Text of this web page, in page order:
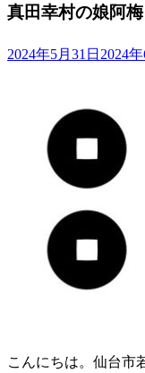
真田幸村の娘阿
2024年5月31日 2024
こんにちは。仙台市